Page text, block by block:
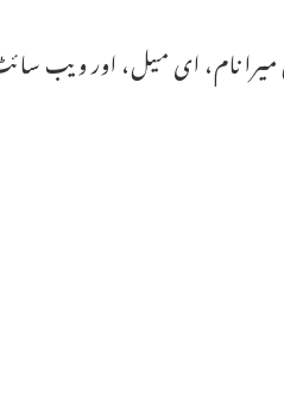
میرا نام، ای میل، اور ویب